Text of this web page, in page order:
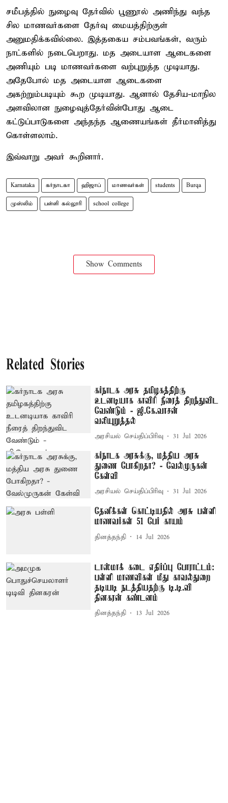
சமீபத்தில் நுழைவு தேர்வில் பூணூல் அணிந்து வந்த
சில மாணவர்களை தேர்வு மையத்திற்குள்
அனுமதிக்கவில்லை. இத்தகைய சம்பவங்கள், வரும்
நாட்களில் நடைபெறாது. மத அடையாள ஆடைகளை
அணியும் படி மாணவர்களை வற்புறுத்த முடியாது.
அதேபோல் மத அடையாள ஆடைகளை
அகற்றும்படியும் கூற முடியாது. ஆனால் தேசிய-மாநில
அளவிலான நுழைவுத்தேர்வின்போது ஆடை
கட்டுப்பாடுகளை அந்தந்த ஆணையங்கள் தீர்மானித்து
கொள்ளலாம்.
இவ்வாறு அவர் கூறினார்.
Karnataka கர்நாடகா ஹிஜாப் மாணவர்கள் students Burqa
முஸ்லிம் பள்ளி கல்லூரி school college
Show Comments
Related Stories
கர்நாடக அரசு தமிழகத்திற்கு
உடனடியாக காவிரி நீரைத் திறந்துவிட
வேண்டும் - ஜி.கே.வாசன்
வலியுறுத்தல்
அரசியல் செய்திப்பிரிவு 31 Jul 2026
கர்நாடக அரசுக்கு, மத்திய அரசு
துணை போகிறதா? - வேல்முருகன்
கேள்வி
அரசியல் செய்திப்பிரிவு 31 Jul 2026
தேனீக்கள் கொட்டியதில் அரசு பள்ளி
மாணவர்கள் 51 பேர் காயம்
தினத்தந்தி 14 Jul 2026
டாஸ்மாக் கடை எதிர்ப்பு போராட்டம்:
பள்ளி மாணவிகள் மீது காவல்துறை
தடியடி நடத்தியதற்கு டி.டி.வி
தினகரன் கண்டனம்
தினத்தந்தி 13 Jul 2026